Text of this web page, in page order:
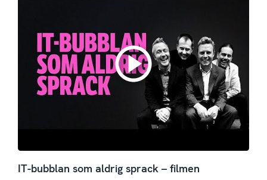
IT-bubblan som aldrig sprack – filmen